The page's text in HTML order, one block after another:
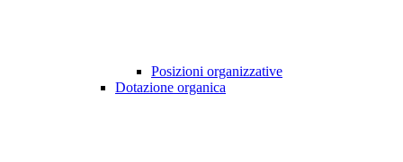
Posizioni organizzative
Dotazione organica